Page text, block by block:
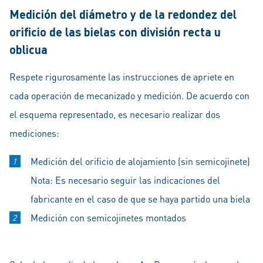
Medición del diámetro y de la redondez del
orificio de las bielas con división recta u
oblicua
Respete rigurosamente las instrucciones de apriete en
cada operación de mecanizado y medición. De acuerdo con
el esquema representado, es necesario realizar dos
mediciones:
Medición del orificio de alojamiento (sin semicojinete)
Nota: Es necesario seguir las indicaciones del
fabricante en el caso de que se haya partido una biela
Medición con semicojinetes montados